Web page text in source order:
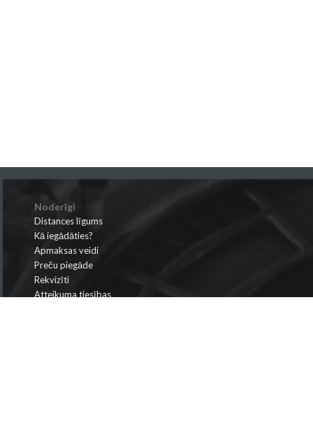
Noderīgi
Distances līgums
Kā iegādāties?
Apmaksas veidi
Preču piegāde
Rekvizīti
Atteikuma tiesības